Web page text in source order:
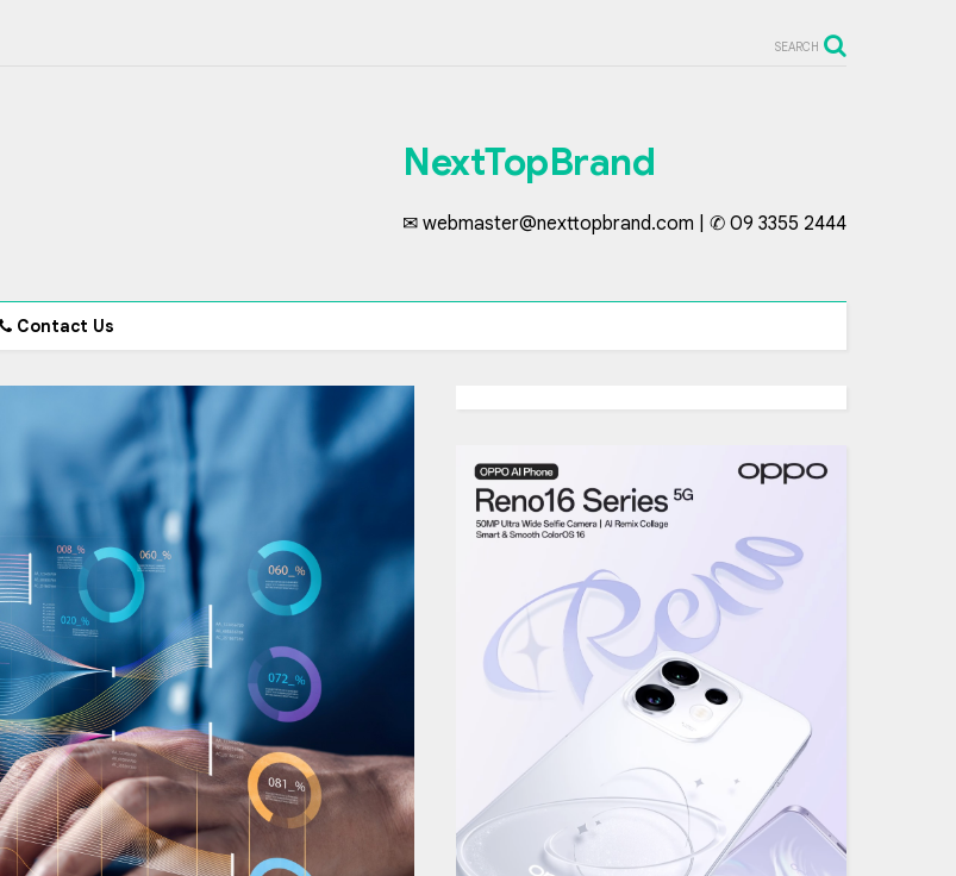
SEARCH
NextTopBrand
✉ webmaster@nexttopbrand.com | ✆ 09 3355 2444
Contact Us